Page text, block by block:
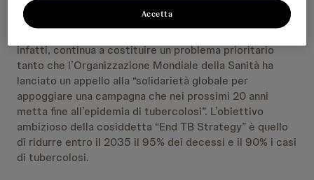
La giornata di quest’anno si celebra con il motto
infatti, continua a costituire un problema prioritario
tanto che l’Organizzazione Mondiale della Sanità ha
lanciato un appello alla “solidarietà globale per
appoggiare una campagna che nei prossimi 20 anni
metta fine all’epidemia di tubercolosi”. L’obiettivo
ambizioso della cosiddetta “End TB Strategy” è quello
di ridurre entro il 2035 il 95% dei decessi e il 90% i casi
di tubercolosi.
Accetta